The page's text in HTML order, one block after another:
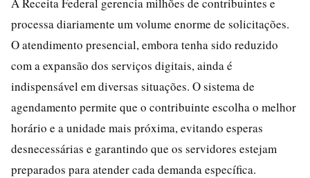
processa diariamente um volume enorme de solicitações.
O atendimento presencial, embora tenha sido reduzido
com a expansão dos serviços digitais, ainda é
indispensável em diversas situações. O sistema de
agendamento permite que o contribuinte escolha o melhor
horário e a unidade mais próxima, evitando esperas
desnecessárias e garantindo que os servidores estejam
preparados para atender cada demanda específica.